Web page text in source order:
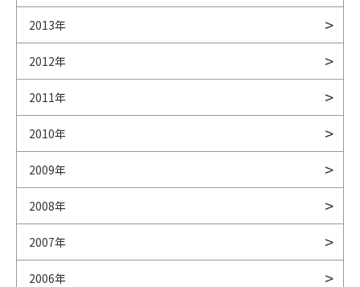
2013年
2012年
2011年
2010年
2009年
2008年
2007年
2006年